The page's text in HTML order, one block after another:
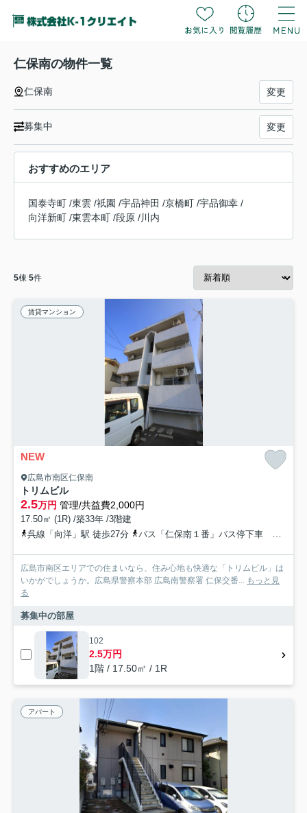
仁保南の物件一覧
仁保南 変更
募集中 変更
おすすめのエリア
国泰寺町 /東雲 /祇園 /宇品神田 /京橋町 /宇品御幸 /
向洋新町 /東雲本町 /段原 /川内
5棟 5件
賃貸マンション
NEW
広島市南区仁保南
トリムビル
2.5万円 管理/共益費2,000円
17.50㎡ (1R) /築33年 /3階建
呉線「向洋」駅 徒歩27分
バス「仁保南１番」バス停下車 徒歩2分
広島市南区エリアでの住まいなら、住み心地も快適な「トリムビル」は
いかがでしょうか。広島県警察本部 広島南警察署 仁保交番...
もっと見
る
募集中の部屋
102
2.5万円
1階 / 17.50㎡ / 1R
アパート